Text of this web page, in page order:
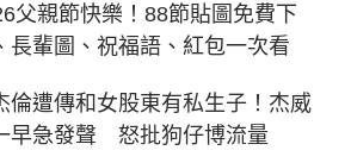
父親節快樂！88節貼圖免費下
長輩圖、祝福語、紅包一次看
倫遭傳和女股東有私生子！杰威
早急發聲 怒批狗仔博流量